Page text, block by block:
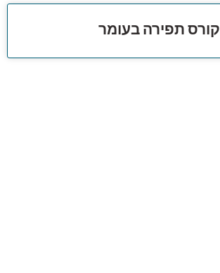
קורס תפירה בעומר